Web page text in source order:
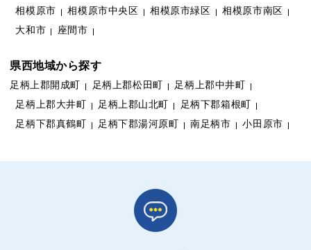
相模原市
相模原市中央区 相模原市緑区
相模原市南区
大和市
座間市
県西地域から探す
足柄上郡開成町 足柄上郡松田町
足柄上郡中井町
足柄上郡大井町
足柄上郡山北町
足柄下郡箱根町
足柄下郡真鶴町
足柄下郡湯河原町 南足柄市 小田原市